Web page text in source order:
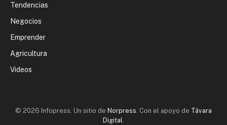
Tendencias
Negocios
Emprender
Agricultura
Videos
© 2026 Infopress. Un sitio de Norpress . Con el apoyo de Távara
Digital